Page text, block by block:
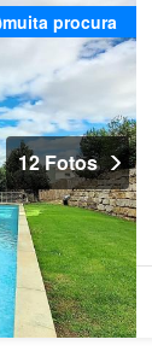
muita procura
12 Fotos